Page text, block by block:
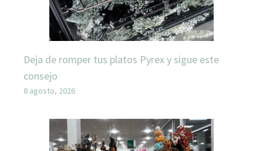
Deja de romper tus platos Pyrex y sigue este
consejo
8 agosto, 2026